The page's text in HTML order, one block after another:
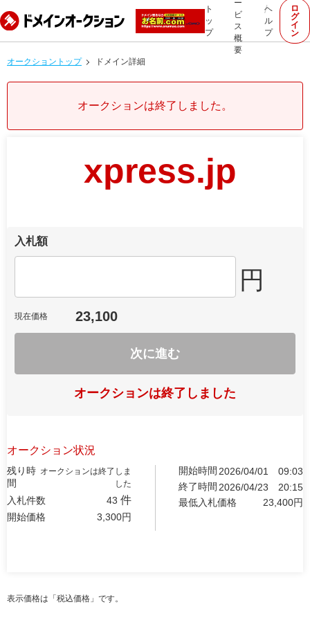
ト
ッ
プ
ー
ビ
ス
概
要
ヘ
ル
プ
ロ
グ
イ
ン
オークショントップ ドメイン詳細
オークションは終了しました。
xpress.jp
入札額
円
現在価格 23,100
次に進む
オークションは終了しました
オークション状況
残り時
間
オークションは終了しま
した
入札件数 43 件
開始価格 3,300円
開始時間 2026/04/01
09:03
終了時間 2026/04/23
20:15
最低入札価格
23,400円
表示価格は「税込価格」です。